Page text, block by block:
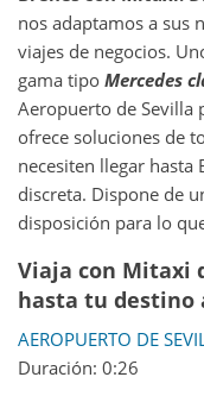
nos adaptamos a sus
viajes de negocios.
gama tipo Mercedes
Aeropuerto de Sevilla
ofrece soluciones de
necesiten llegar hasta
discreta. Dispone de
disposición para lo
Viaja con Mitaxi
hasta tu destino
AEROPUERTO DE
Duración: 0:26